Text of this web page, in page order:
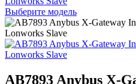
Выберите модель
AB7893 Anybus X-